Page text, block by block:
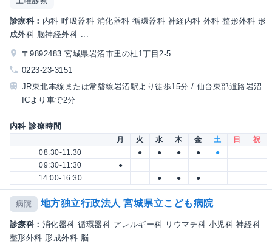
診療科： 内科 呼吸器科 消化器科 循環器科 神経内科 外科 整形外科 形
成外科 脳神経外科 ...
〒9892483 宮城県岩沼市里の杜1丁目2-5
0223-23-3151
JR東北本線または常磐線岩沼駅より徒歩15分 / 仙台東部道路岩沼
ICより車で2分
内科 診療時間
月 火 水 木 金 土 日
祝
08:30-11:30
● ● ● ●
●
09:30-11:30
●
14:00-16:30
● ● ●
病院 地方独立行政法人 宮城県立こども病院
診療科： 消化器科 循環器科 アレルギー科 リウマチ科 小児科 神経科
整形外科 形成外科 脳...